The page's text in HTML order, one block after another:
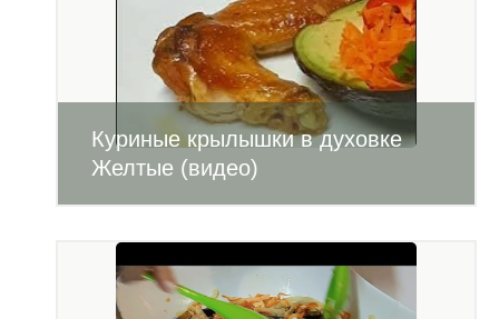
Куриные крылышки в духовке
Желтые (видео)